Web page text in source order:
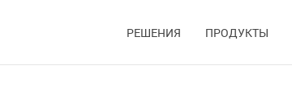
РЕШЕНИЯ ПРОДУКТЫ